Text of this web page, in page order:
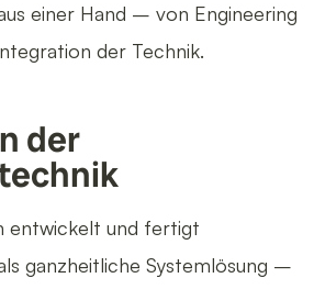
einer Hand – von Engineering
der Technik.
der
entwickelt und fertigt
ganzheitliche Systemlösung –